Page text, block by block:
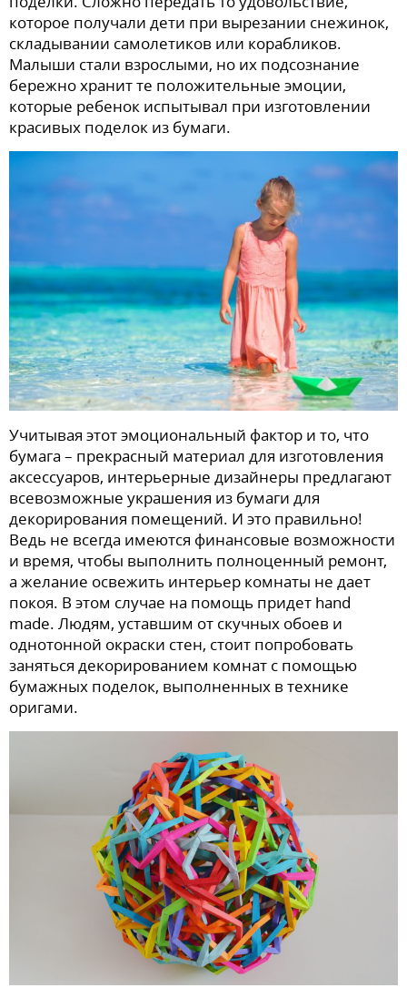
которое получали дети при вырезании снежинок,
складывании самолетиков или корабликов.
Малыши стали взрослыми, но их подсознание
бережно хранит те положительные эмоции,
которые ребенок испытывал при изготовлении
красивых поделок из бумаги.
Учитывая этот эмоциональный фактор и то, что
бумага – прекрасный материал для изготовления
аксессуаров, интерьерные дизайнеры предлагают
всевозможные украшения из бумаги для
декорирования помещений. И это правильно!
Ведь не всегда имеются финансовые возможности
и время, чтобы выполнить полноценный ремонт,
а желание освежить интерьер комнаты не дает
покоя. В этом случае на помощь придет hand
made. Людям, уставшим от скучных обоев и
однотонной окраски стен, стоит попробовать
заняться декорированием комнат с помощью
бумажных поделок, выполненных в технике
оригами.